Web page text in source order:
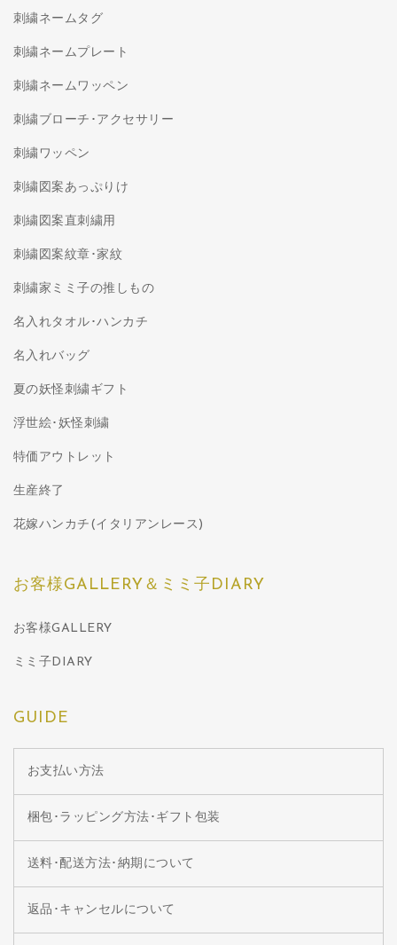
刺繍ネームタグ
刺繍ネームプレート
刺繍ネームワッペン
刺繍ブローチ･アクセサリー
刺繍ワッペン
刺繍図案あっぷりけ
刺繍図案直刺繍用
刺繍図案紋章･家紋
刺繍家ミミ子の推しもの
名入れタオル･ハンカチ
名入れバッグ
夏の妖怪刺繍ギフト
浮世絵･妖怪刺繍
特価アウトレット
生産終了
花嫁ハンカチ(イタリアンレース)
お客様GALLERY＆ミミ子DIARY
お客様GALLERY
ミミ子DIARY
GUIDE
お支払い方法
梱包･ラッピング方法･ギフト包装
送料･配送方法･納期について
返品･キャンセルについて